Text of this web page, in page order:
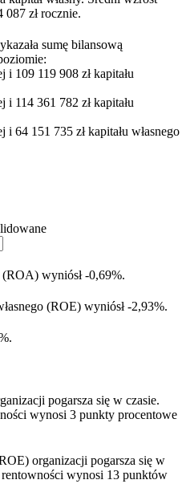
087 zł rocznie.
sumę bilansową
109 119 908 zł kapitału
114 361 782 zł kapitału
64 151 735 zł kapitału własnego
wyniósł -0,69%.
(ROE) wyniósł -2,93%.
pogarsza się w czasie.
wynosi 3 punkty procentowe
organizacji pogarsza się w
wynosi 13 punktów